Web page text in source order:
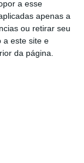
a esse
apenas a
ou retirar seu
a este site e
da página.